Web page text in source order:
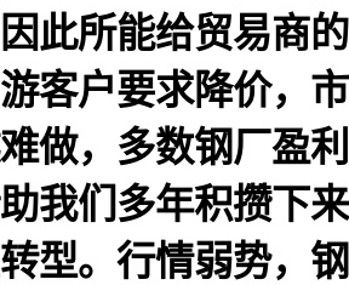
此所能给贸易商
客户要求降价，
做，多数钢厂盈
我们多年积攒下
型。行情弱势，